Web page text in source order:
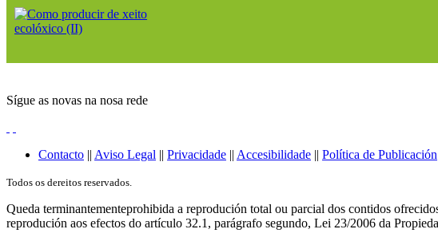
Sígue as novas na nosa rede
Contacto || Aviso Legal || Privacidade || Accesibilidade || Política de Publicación
Todos os dereitos reservados.
Queda terminantementeprohibida a reprodución total ou parcial dos contidos
reprodución aos efectos do artículo 32.1, parágrafo segundo, Lei 23/2006 da